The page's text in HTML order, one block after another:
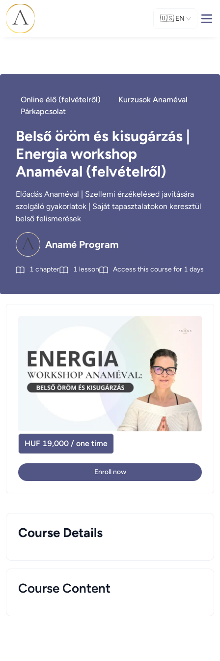
🇺🇸 EN
Online élő (felvételről)
Kurzusok Anaméval
Párkapcsolat
Belső öröm és kisugárzás |
Energia workshop
Anaméval (felvételről)
Előadás Anaméval | Szellemi érzékelésed javítására
szolgáló gyakorlatok | Saját tapasztalatokon keresztül
belső felismerések
Anamé Program
1 chapter 1 lesson Access this course for 1 days
Course Details
Course Content
HUF 19,000 / one time
Enroll now